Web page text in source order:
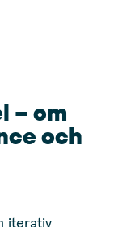
– om
och
iterativ